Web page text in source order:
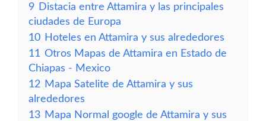
9 Distacia entre Attamira y las principales
ciudades de Europa
10 Hoteles en Attamira y sus alrededores
11 Otros Mapas de Attamira en Estado de
Chiapas - Mexico
12 Mapa Satelite de Attamira y sus
alrededores
13 Mapa Normal google de Attamira y sus